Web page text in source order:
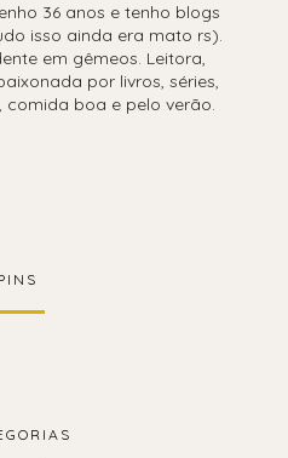
36 anos e tenho blogs
isso ainda era mato rs).
em gêmeos. Leitora,
por livros, séries,
comida boa e pelo verão.